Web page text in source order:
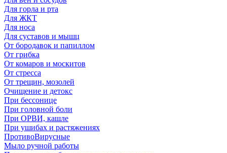
Для горла и рта
Для ЖКТ
Для носа
Для суставов и мышц
От бородавок и папиллом
От грибка
От комаров и москитов
От стресса
От трещин, мозолей
Очищение и детокс
При бессонице
При головной боли
При ОРВИ, кашле
При ушибах и растяжениях
ПротивоВирусные
Мыло ручной работы